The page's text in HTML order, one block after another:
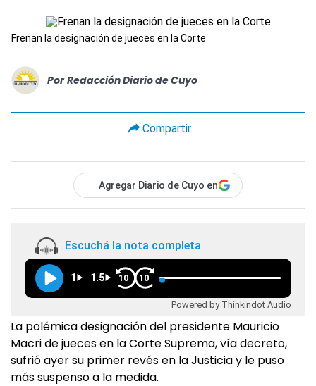
Frenan la designación de jueces en la Corte
Por Redacción Diario de Cuyo
Compartir
Agregar Diario de Cuyo en
Escuchá la nota completa
1 1.5 10 10
Powered by Thinkindot Audio
La polémica designación del presidente Mauricio
Macri de jueces en la Corte Suprema, vía decreto,
sufrió ayer su primer revés en la Justicia y le puso
más suspenso a la medida.